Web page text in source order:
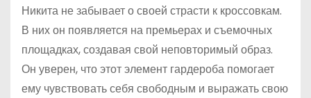
Никита не забывает о своей страсти к кроссовкам.
В них он появляется на премьерах и съемочных
площадках, создавая свой неповторимый образ.
Он уверен, что этот элемент гардероба помогает
ему чувствовать себя свободным и выражать свою